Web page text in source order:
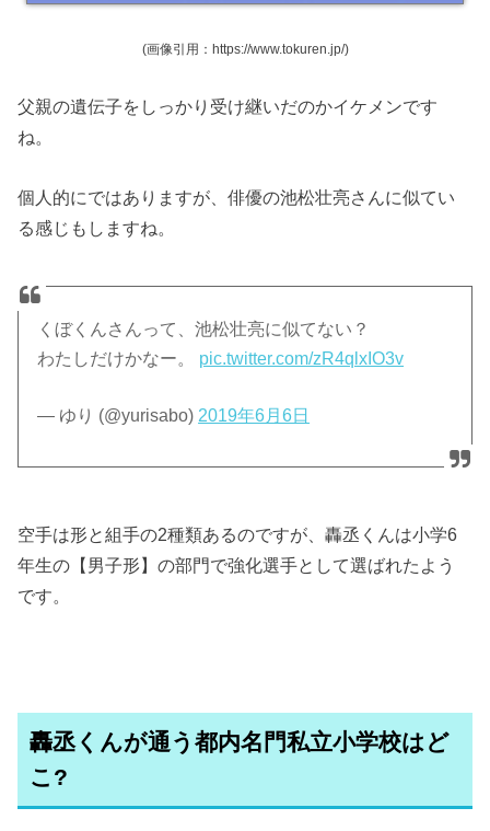
(画像引用：https://www.tokuren.jp/)
父親の遺伝子をしっかり受け継いだのかイケメンです
ね。
個人的にではありますが、俳優の池松壮亮さんに似てい
る感じもしますね。
くぼくんさんって、池松壮亮に似てない？
わたしだけかなー。 pic.twitter.com/zR4qlxIO3v
— ゆり (@yurisabo) 2019年6月6日
空手は形と組手の2種類あるのですが、轟丞くんは小学6
年生の【男子形】の部門で強化選手として選ばれたよう
です。
轟丞くんが通う都内名門私立小学校はど
こ?